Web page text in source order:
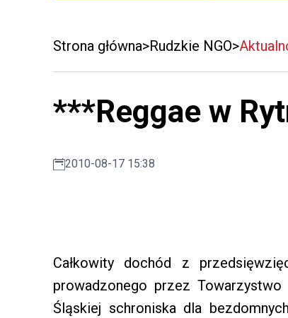
Strona główna Rudzkie NGO
***Reggae w
2010-08-17 15:38
Całkowity dochód z
prowadzonego przez
Śląskiej schroniska dla